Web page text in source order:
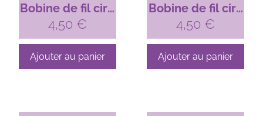
Bobine de fil ciré
Linhasita pour
micro-macramé,
1mm Rouge
grenat (630)
4,50 €
Ajouter au panier
Bobine de fil ciré
Linhasita pour
micro-macramé,
1mm Rose
fuchsia (899)
4,50 €
Ajouter au panier